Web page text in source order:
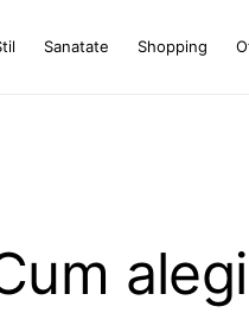
Sanatate Shopping